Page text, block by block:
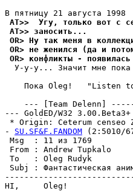
AT>>  Угy, только вот с
AT>> заносить...
OR> Ну так меня в
OR> не женился (да и
OR> конфликты -
У-y-y... Значит мне пока
Пока Oleg!   "Listen
--- [Team Delenn]
--- GoldED/W32 3.00.Beta3+
* Origin: Ceterum censeo
- SU.SF&F.FANDOM
Msg
From : Andrew
To   : Oleg Rudyk
Subj :
HI,     Oleg!